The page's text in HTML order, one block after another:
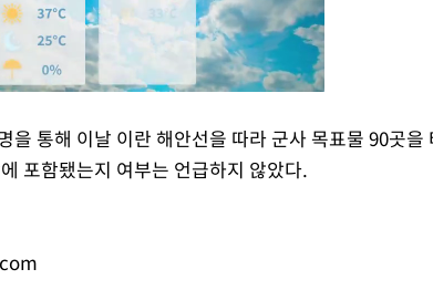
Mute
을 통해 이날 이란 해안선을 따라 군사 목표물 90곳을
포함됐는지 여부는 언급하지 않았다.